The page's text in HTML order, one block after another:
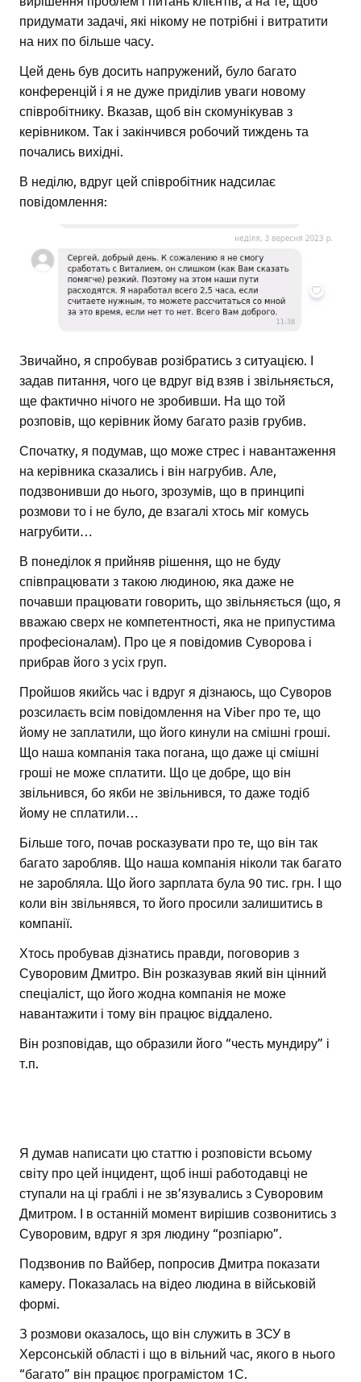
придумати задачі, які нікому не потрібні і витратити
на них по більше часу.
Цей день був досить напружений, було багато
конференцій і я не дуже приділив уваги новому
співробітнику. Вказав, щоб він скомунікував з
керівником. Так і закінчився робочий тиждень та
почались вихідні.
В неділю, вдруг цей співробітник надсилає
повідомлення:
Звичайно, я спробував розібратись з ситуацією. І
задав питання, чого це вдруг від взяв і звільняється,
ще фактично нічого не зробивши. На що той
розповів, що керівник йому багато разів грубив.
Спочатку, я подумав, що може стрес і навантаження
на керівника сказались і він нагрубив. Але,
подзвонивши до нього, зрозумів, що в принципі
розмови то і не було, де взагалі хтось міг комусь
нагрубити…
В понеділок я прийняв рішення, що не буду
співпрацювати з такою людиною, яка даже не
почавши працювати говорить, що звільняється (що, я
вважаю сверх не компетентності, яка не припустима
професіоналам). Про це я повідомив Суворова і
прибрав його з усіх груп.
Пройшов якийсь час і вдруг я дізнаюсь, що Суворов
розсилаєть всім повідомлення на Viber про те, що
йому не заплатили, що його кинули на смішні гроші.
Що наша компанія така погана, що даже ці смішні
гроші не може сплатити. Що це добре, що він
звільнився, бо якби не звільнився, то даже тодіб
йому не сплатили…
Більше того, почав росказувати про те, що він так
багато заробляв. Що наша компанія ніколи так багато
не заробляла. Що його зарплата була 90 тис. грн. І що
коли він звільнявся, то його просили залишитись в
компанії.
Хтось пробував дізнатись правди, поговорив з
Суворовим Дмитро. Він розказував який він цінний
спеціаліст, що його жодна компанія не може
навантажити і тому він працює віддалено.
Він розповідав, що образили його “честь мундиру” і
т.п.
Я думав написати цю статтю і розповісти всьому
світу про цей інцидент, щоб інші работодавці не
ступали на ці граблі і не зв’язувались з Суворовим
Дмитром. І в останній момент вирішив созвонитись з
Суворовим, вдруг я зря людину “розпіарю”.
Подзвонив по Вайбер, попросив Дмитра показати
камеру. Показалась на відео людина в військовій
формі.
З розмови оказалось, що він служить в ЗСУ в
Херсонській області і що в вільний час, якого в нього
“багато” він працює програмістом 1С.